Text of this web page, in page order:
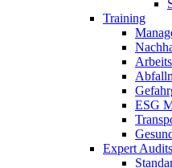
Training
ESG
Expert